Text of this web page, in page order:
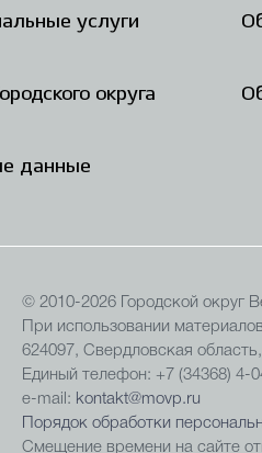
услуги
округа
данные
© 2010-2026 Городской
При использовании
624097, Свердловская
Единый телефон: +7 (34368) 4-
e-mail: kontakt@movp.ru
Порядок обработки
Смещение времени на сайте